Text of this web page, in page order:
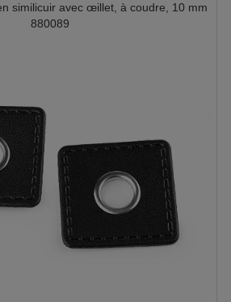
similicuir avec œillet, à coudre, 10 mm
880089